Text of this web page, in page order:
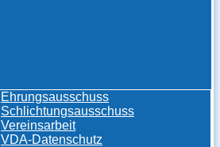
Ehrungsausschuss
Schlichtungsausschuss
Vereinsarbeit
VDA-Datenschutz